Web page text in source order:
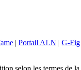
| Portail ALN | G-Fig
selon les termes de la